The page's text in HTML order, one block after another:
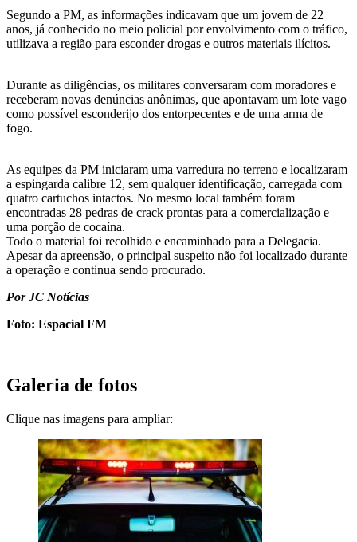
Segundo a PM, as informações indicavam que um jovem de 22
anos, já conhecido no meio policial por envolvimento com o tráfico,
utilizava a região para esconder drogas e outros materiais ilícitos.
Durante as diligências, os militares conversaram com moradores e
receberam novas denúncias anônimas, que apontavam um lote vago
como possível esconderijo dos entorpecentes e de uma arma de
fogo.
As equipes da PM iniciaram uma varredura no terreno e localizaram
a espingarda calibre 12, sem qualquer identificação, carregada com
quatro cartuchos intactos. No mesmo local também foram
encontradas 28 pedras de crack prontas para a comercialização e
uma porção de cocaína.
Todo o material foi recolhido e encaminhado para a Delegacia.
Apesar da apreensão, o principal suspeito não foi localizado durante
a operação e continua sendo procurado.
Por JC Notícias
Foto: Espacial FM
Galeria de fotos
Clique nas imagens para ampliar: